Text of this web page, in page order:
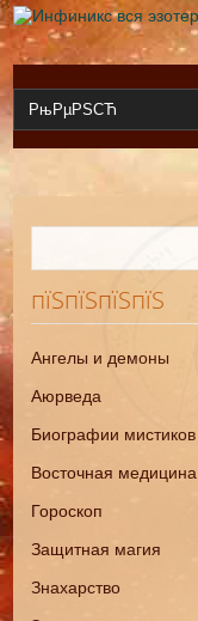
пїЅпїЅпїЅпїЅ
Ангелы и демоны
Аюрведа
Биографии мистиков
Восточная медицина
Гороскоп
Защитная магия
Знахарство